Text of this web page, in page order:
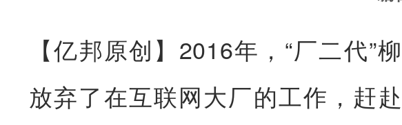
【亿邦原创】2016年，“厂二代”
放弃了在互联网大厂的工作，赶